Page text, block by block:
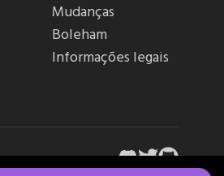
Mudanças
Boleham
Informações legais